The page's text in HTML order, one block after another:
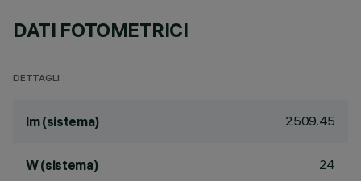
DATI FOTOMETRICI
DETTAGLI
lm (sistema) 2509.45
W (sistema) 24